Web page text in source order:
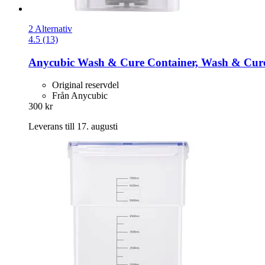
2 Alternativ
4.5 (13)
Anycubic Wash & Cure Container, Wash &
Original reservdel
Från Anycubic
300 kr
Leverans till 17. augusti